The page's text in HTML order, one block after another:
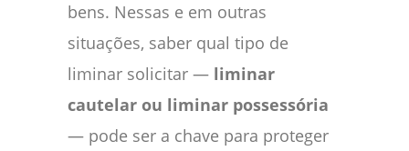
bens. Nessas e em outras
situações, saber qual tipo de
liminar solicitar — liminar
cautelar ou liminar possessória
— pode ser a chave para proteger